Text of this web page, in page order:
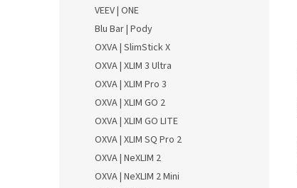
VEEV | ONE
Blu Bar | Pody
OXVA | SlimStick X
OXVA | XLIM 3 Ultra
OXVA | XLIM Pro 3
OXVA | XLIM GO 2
OXVA | XLIM GO LITE
OXVA | XLIM SQ Pro 2
OXVA | NeXLIM 2
OXVA | NeXLIM 2 Mini